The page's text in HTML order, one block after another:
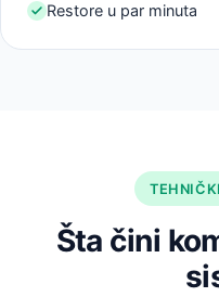
Restore u par minuta
Šta čini